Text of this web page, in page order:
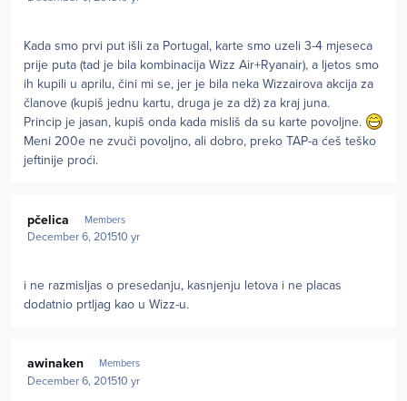
Kada smo prvi put išli za Portugal, karte smo uzeli 3-4 mjeseca
prije puta (tad je bila kombinacija Wizz Air+Ryanair), a ljetos smo
ih kupili u aprilu, čini mi se, jer je bila neka Wizzairova akcija za
članove (kupiš jednu kartu, druga je za dž) za kraj juna.
Princip je jasan, kupiš onda kada misliš da su karte povoljne.
Meni 200e ne zvuči povoljno, ali dobro, preko TAP-a ćeš teško
jeftinije proći.
pčelica Members
December 6, 201510 yr
i ne razmisljas o presedanju, kasnjenju letova i ne placas
dodatnio prtljag kao u Wizz-u.
awinaken Members
December 6, 201510 yr